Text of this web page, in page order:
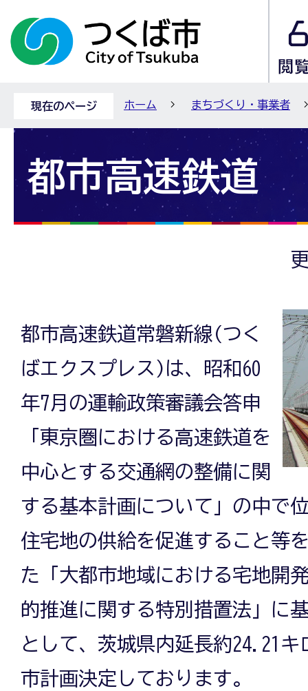
現在のページ ホーム まちづくり・事業者
都市高速鉄道
都市高速鉄道常磐新線(つく
ばエクスプレス)は、昭和60
年7月の運輸政策審議会答申
「東京圏における高速鉄道を
中心とする交通網の整備に関
する基本計画について」の中で
住宅地の供給を促進すること等
た「大都市地域における宅地開
的推進に関する特別措置法」に
として、茨城県内延長約24.21
市計画決定しております。